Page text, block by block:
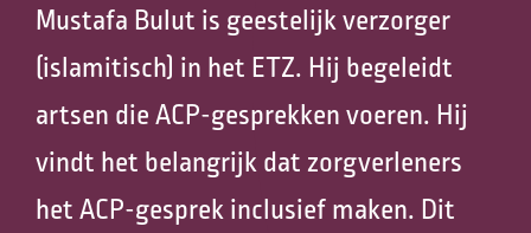
Mustafa Bulut is geestelijk verzorger
(islamitisch) in het ETZ. Hij begeleidt
artsen die ACP-gesprekken voeren. Hij
vindt het belangrijk dat zorgverleners
het ACP-gesprek inclusief maken. Dit